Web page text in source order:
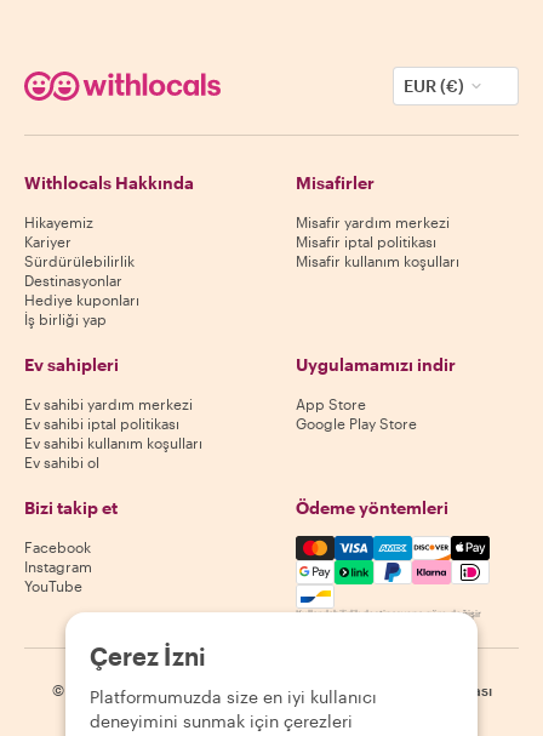
EUR (€)
Withlocals Hakkında
Hikayemiz
Kariyer
Sürdürülebilirlik
Destinasyonlar
Hediye kuponları
İş birliği yap
Misafirler
Misafir yardım merkezi
Misafir iptal politikası
Misafir kullanım koşulları
Ev sahipleri
Ev sahibi yardım merkezi
Ev sahibi iptal politikası
Ev sahibi kullanım koşulları
Ev sahibi ol
Uygulamamızı indir
App Store
Google Play Store
Bizi takip et
Facebook
Instagram
YouTube
Ödeme yöntemleri
Mastercard, Visa, Amex,
Kullanılabilirlik destinasyona göre değişir
© 2026 Withlocals.com Gizlilik Politikası | Site haritası
Çerez İzni
Platformumuzda size en iyi kullanıcı
deneyimini sunmak için çerezleri